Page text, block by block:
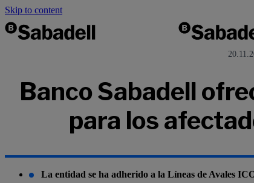
Skip to content
Banco Sabadell
para los
La entidad se ha adherido a la Líneas de Avales